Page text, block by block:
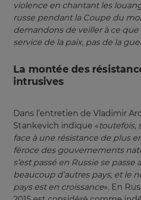
violence en chantant les
russe pendant la Coupe du
demandons de veiller à ce que
service de la paix, pas de la
La montée des
intrusives
Dans l’entretien de Vladimir
Stankevich indique «toutefois,
face à une résistance de plus
féroce des gouvernements
s’est passé en Russie se passe
beaucoup d’autres pays, et le
pays est en croissance». En